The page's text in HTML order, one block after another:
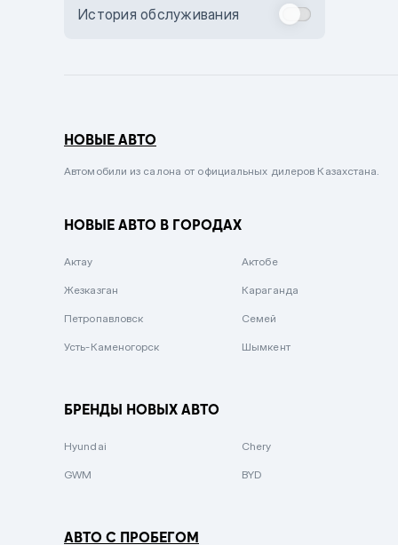
Комбинированный
Сиреневый металлик
Вишневый
Зеленый металлик
История обслуживания
НОВЫЕ АВТО
Автомобили из салона от официальных дилеров Казахстана.
НОВЫЕ АВТО В ГОРОДАХ
Актау Актобе
Жезказган Караганда
Петропавловск Семей
Усть-Каменогорск Шымкент
БРЕНДЫ НОВЫХ АВТО
Hyundai Chery
GWM BYD
АВТО С ПРОБЕГОМ